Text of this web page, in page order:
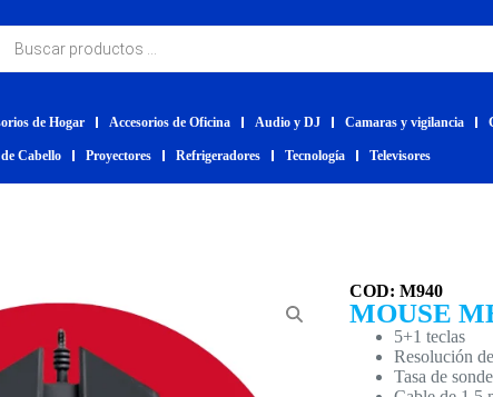
de Hogar Accesorios de Oficina Audio y DJ Camaras y vigilancia
Cabello Proyectores Refrigeradores Tecnología Televisores
COD: M940
MOUSE
5+1 teclas
Resolución
Tasa de